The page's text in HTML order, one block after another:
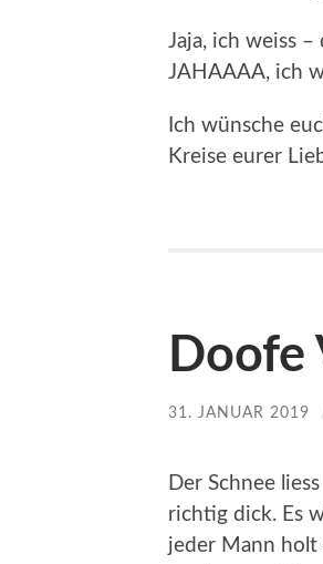
Jaja, ich weiss
JAHAAAA, ich
Ich wünsche
Kreise eurer
Doofe
31. JANUAR 2019
Der Schnee
richtig dick. Es
jeder Mann holt